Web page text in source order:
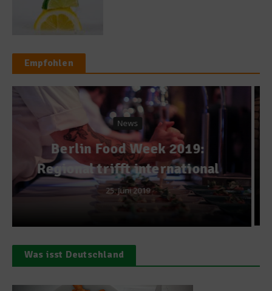
Empfohlen
Kochbücher
Kiezküche – St. Pauli
kulinarisch
12. November 2014
Was isst Deutschland